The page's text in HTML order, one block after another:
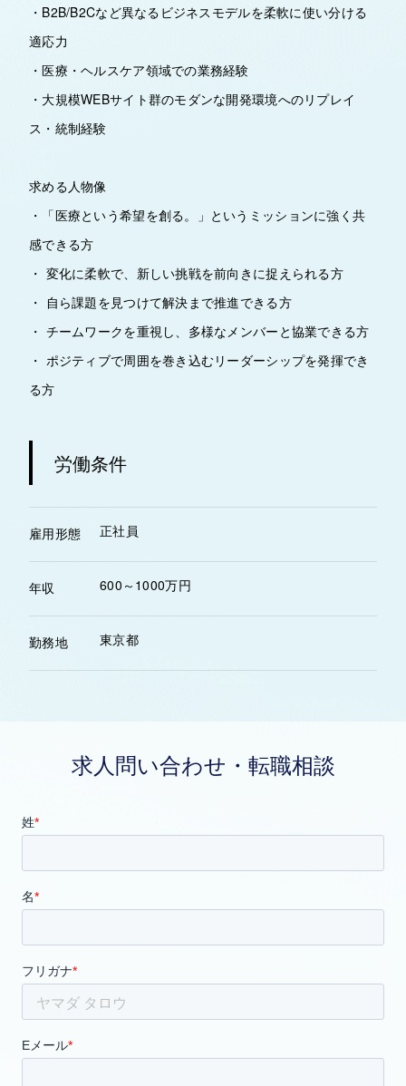
・B2B/B2Cなど異なるビジネスモデルを柔軟に使い分ける
適応力
・医療・ヘルスケア領域での業務経験
・大規模WEBサイト群のモダンな開発環境へのリプレイ
ス・統制経験
求める人物像
・「医療という希望を創る。」というミッションに強く共
感できる方
・ 変化に柔軟で、新しい挑戦を前向きに捉えられる方
・ 自ら課題を見つけて解決まで推進できる方
・ チームワークを重視し、多様なメンバーと協業できる方
・ ポジティブで周囲を巻き込むリーダーシップを発揮でき
る方
労働条件
雇用形態 正社員
年収 600～1000万円
勤務地 東京都
求人問い合わせ・転職相談